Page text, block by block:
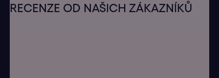
RECENZE OD NAŠICH ZÁKAZNÍKŮ